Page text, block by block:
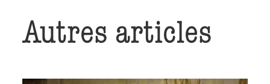
Autres articles